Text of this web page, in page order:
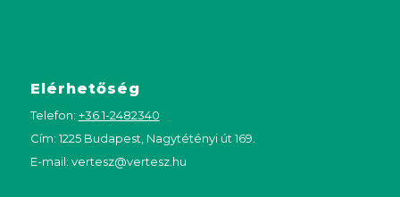
Elérhetőség
Telefon: +36 1-2482340
Cím: 1225 Budapest, Nagytétényi út 169.
E-mail: vertesz@vertesz.hu